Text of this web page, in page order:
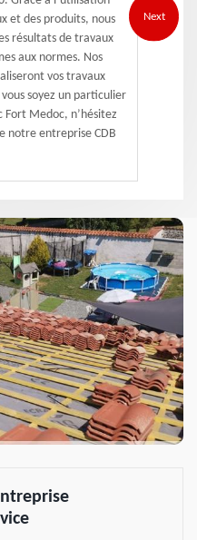
et des produits, nous
résultats de travaux
aux normes. Nos
vos travaux
soyez un particulier
Fort Medoc, n’hésitez
notre entreprise CDB
Next